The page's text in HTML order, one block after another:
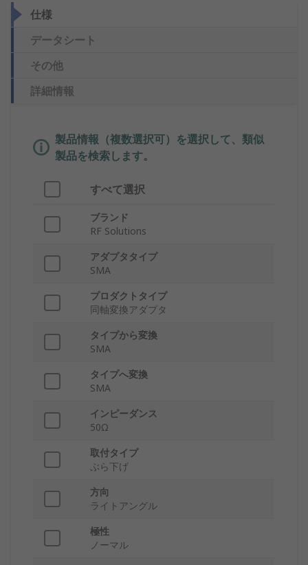
仕様
データシート
その他
詳細情報
製品情報（複数選択可）を選択して、類似
製品を検索します。
すべて選択
ブランド
RF Solutions
アダプタタイプ
SMA
プロダクトタイプ
同軸変換アダプタ
タイプから変換
SMA
タイプへ変換
SMA
インピーダンス
50Ω
取付タイプ
ぶら下げ
方向
ライトアングル
極性
ノーマル